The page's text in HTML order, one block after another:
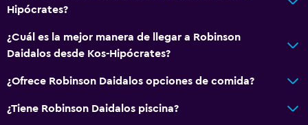
Hipócrates?
¿Cuál es la mejor manera de llegar a Robinson
Daidalos desde Kos-Hipócrates?
¿Ofrece Robinson Daidalos opciones de comida?
¿Tiene Robinson Daidalos piscina?